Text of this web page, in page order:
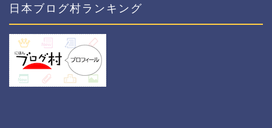
日本ブログ村ランキング